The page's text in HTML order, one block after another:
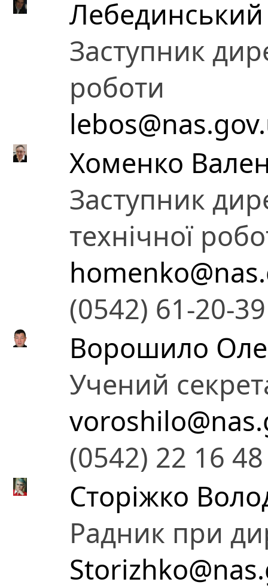
Заступник
роботи
Хоменко
Заступник
технічної
(0542) 61-20-39
Ворошило
Учений
(0542) 22 16 48
Сторіжко
Радник при